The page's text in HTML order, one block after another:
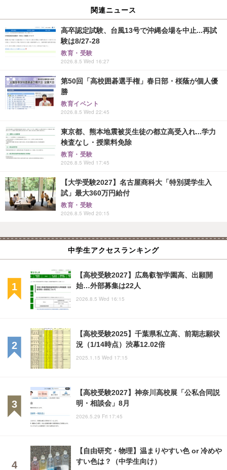
関連ニュース
高卒認定試験、台風13号で沖縄会場を中止...再試
験は8/27-28
教育・受験
2026.8.5 Wed 16:27
第50回「高校囲碁選手権」春日部・桜蔭が個人優
勝
教育イベント
2026.8.5 Wed 22:45
東京都、熊本地震被災生徒の都立高受入れ...学力
検査なし・授業料免除
教育・受験
2026.8.5 Wed 17:45
【大学受験2027】名古屋商科大「特別奨学生入
試」最大360万円給付
教育・受験
2026.8.5 Wed 20:15
中学生アクセスランキング
【高校受験2027】広島叡智学園高、出願開
始…外部募集は22人
2026.8.5 Wed 16:15
【高校受験2025】千葉県私立高、前期志願状
況（1/14時点）渋幕12.02倍
2025.1.15 Wed 17:15
【高校受験2027】神奈川高校展「公私合同説
明・相談会」8月
2026.5.29 Fri 17:45
【自由研究・物理】温まりやすい色 or 冷めや
すい色は？（中学生向け）